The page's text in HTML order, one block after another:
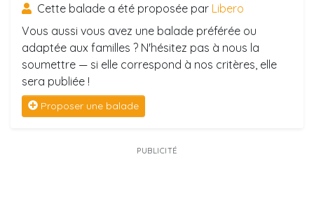
Cette balade a été proposée par Libero
Vous aussi vous avez une balade préférée ou
adaptée aux familles ? N'hésitez pas à nous la
soumettre — si elle correspond à nos critères, elle
sera publiée !
Proposer une balade
PUBLICITÉ